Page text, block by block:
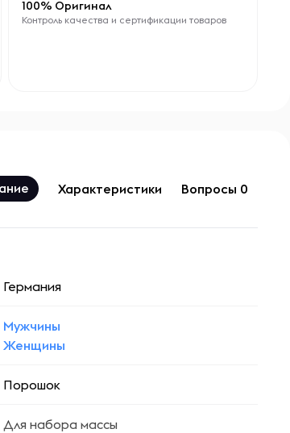
100% Оригинал
Контроль качества и сертификации товаров
Характеристики Вопросы 0
Германия
Мужчины
Женщины
Порошок
Для набора массы